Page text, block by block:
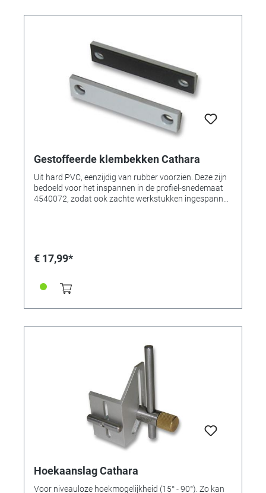
Gestoffeerde klembekken Cathara
Uit hard PVC, eenzijdig van rubber voorzien. Deze zijn
bedoeld voor het inspannen in de profiel-snedemaat
4540072, zodat ook zachte werkstukken ingespannen
€ 17,99*
Hoekaanslag Cathara
Voor niveauloze hoekmogelijkheid (15° - 90°). Zo kan